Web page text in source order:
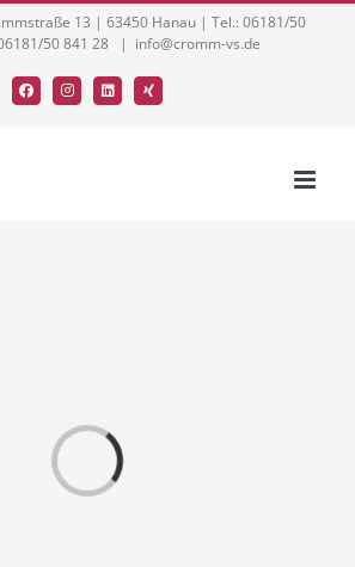
13 | 63450 Hanau | Tel.: 06181/50
50 841 28
| info@cromm-vs.de
FacebookInstagramLinkedInXing
Loading...